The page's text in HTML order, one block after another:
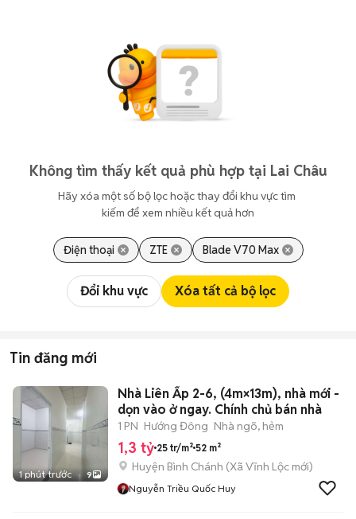
Không tìm thấy kết quả phù hợp tại Lai Châu
Hãy xóa một số bộ lọc hoặc thay đổi khu vực tìm
kiếm để xem nhiều kết quả hơn
Điện thoại ZTE Blade V70 Max
Đổi khu vực Xóa tất cả bộ lọc
Tin đăng mới
1 phút trước 9
Nhà Liên Ấp 2-6, (4m×13m), nhà mới -
dọn vào ở ngay. Chính chủ bán nhà
1 PN Hướng Đông Nhà ngõ, hẻm
1,3 tỷ 25 tr/m² 52 m²
Huyện Bình Chánh (Xã Vĩnh Lộc mới)
Nguyễn Triều Quốc Huy